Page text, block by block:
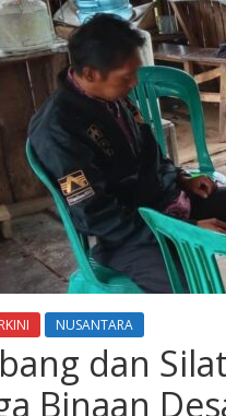
NUSANTARA
dan
Binaan